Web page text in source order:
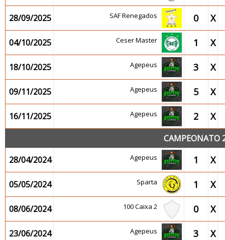
28/09/2025 SAF Renegados 0 X
04/10/2025 Ceser Master 1 X
18/10/2025 Agepeus 3 X
09/11/2025 Agepeus 5 X
16/11/2025 Agepeus 2 X
CAMPEONATO
28/04/2024
Agepeus 1 X
05/05/2024 Sparta 1 X
08/06/2024 100 Caixa 2 0 X
23/06/2024 Agepeus 3 X